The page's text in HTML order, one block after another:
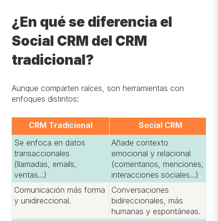
¿En qué se diferencia el
Social CRM del CRM
tradicional?
Aunque comparten raíces, son herramientas con
enfoques distintos:
CRM Tradicional
Social CRM
Se enfoca en datos
transaccionales
(llamadas, emails,
ventas...)
Añade contexto
emocional y relacional
(comentarios, menciones,
interacciones sociales...)
Comunicación más forma
y unidireccional.
Conversaciones
bidireccionales, más
humanas y espontáneas.